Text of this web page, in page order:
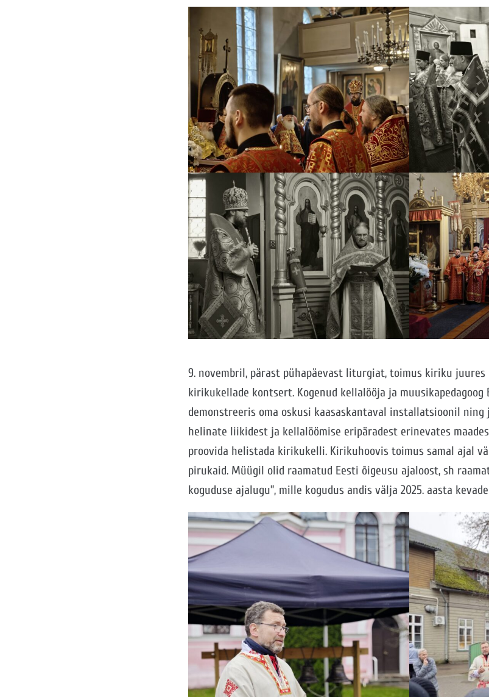
9. novembril, pärast pühapäevast liturgiat, toimus kiriku
kirikukellade kontsert. Kogenud kellalööja ja muusikapedagoog
demonstreeris oma oskusi kaasaskantaval installatsioonil
helinate liikidest ja kellalöömise eripäradest erinevates
proovida helistada kirikukelli. Kirikuhoovis toimus samal ajal
pirukaid. Müügil olid raamatud Eesti õigeusu ajaloost, sh
koguduse ajalugu”, mille kogudus andis välja 2025. aasta